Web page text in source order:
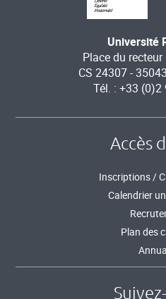
Université
Place du
CS 24307 -
Tél. : +33 (0)2
Accès
Inscriptions /
Calendrier
Plan des